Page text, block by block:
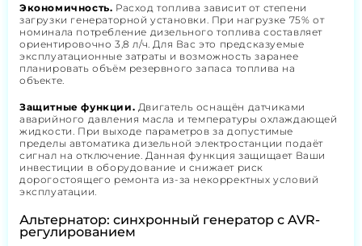
Экономичность. Расход топлива зависит от степени
загрузки генераторной установки. При нагрузке 75% от
номинала потребление дизельного топлива составляет
ориентировочно 3,8 л/ч. Для Вас это предсказуемые
эксплуатационные затраты и возможность заранее
планировать объём резервного запаса топлива на
объекте.
Защитные функции. Двигатель оснащён датчиками
аварийного давления масла и температуры охлаждающей
жидкости. При выходе параметров за допустимые
пределы автоматика дизельной электростанции подаёт
сигнал на отключение. Данная функция защищает Ваши
инвестиции в оборудование и снижает риск
дорогостоящего ремонта из-за некорректных условий
эксплуатации.
Альтернатор: синхронный генератор с AVR-
регулированием